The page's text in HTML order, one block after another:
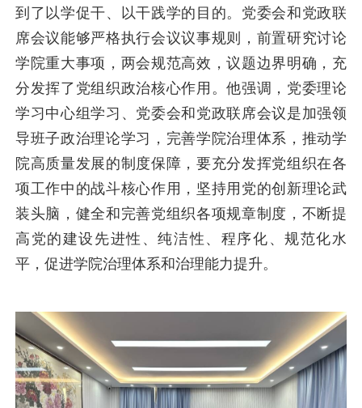
到了以学促干、以干践学的目的。党委会和党政联
席会议能够严格执行会议议事规则，前置研究讨论
学院重大事项， 两会规范高效，议题边界明确，充
分发挥了党组织政治核心作用。他强调，党委理论
学习中心组学习、党委会和党政联席会议是加强领
导班子政治理论学习，完善学院治理体系，推动学
院高质量发展的制度保障，要充分发挥党组织在各
项工作中的战斗核心作用，坚持用党的创新理论武
装头脑，健全和完善党组织各项规章制度，不断提
高党的建设先进性、纯洁性、程序化、规范化水
平，促进学院治理体系和治理能力提升。